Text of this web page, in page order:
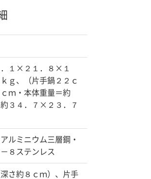
１×２１．８×１
ｇ、（片手鍋２２ｃ
ｍ・本体重量＝約
３４．７×２３．７
ルミニウム三層鋼・
８ステンレス
さ約８ｃｍ）、片手